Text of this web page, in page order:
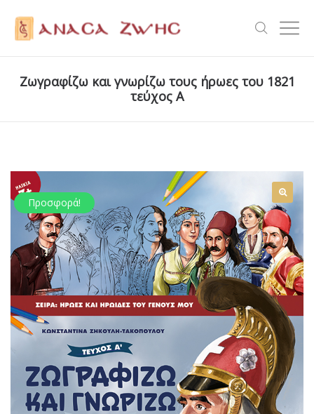
Ζωγραφίζω και γνωρίζω τους ήρωες του 1821
τεύχος Α
Προσφορά!